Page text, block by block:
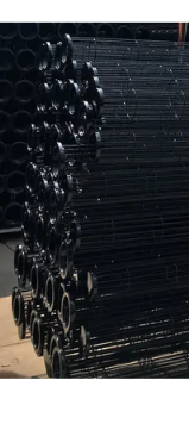
리
문
의
하
기
조